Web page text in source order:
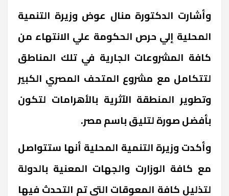
وأشارت الدكتورة منال عوض وزيرة التنمية
المحلية إلي حرص الحكومة علي الانتهاء من
كافة المشروعات الجارية في تلك المناطق
لتتكامل مع مشروع المتحف المصري الكبير
وتطوير المنطقة الآثرية بالأهرامات لتكون
بأفضل صورة لتليق باسم مصر.
وأكدت وزيرة التنمية المحلية أنها ستتواصل
مع كافة الوزارت والجهات المعنية بالدولة
لتذليل كافة المعوقات التي تم التحدث فيها